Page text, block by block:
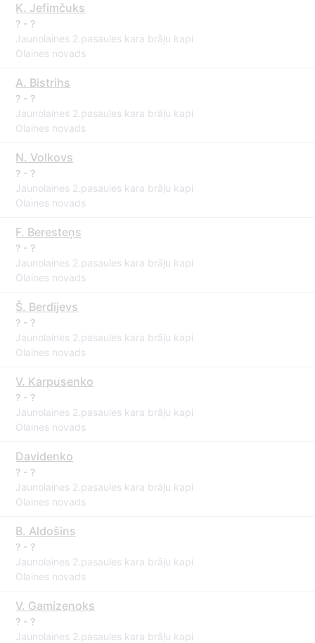
K. Jefimčuks
? - ?
Jaunolaines 2.pasaules kara brāļu kapi
Olaines novads
A. Bistrihs
? - ?
Jaunolaines 2.pasaules kara brāļu kapi
Olaines novads
N. Volkovs
? - ?
Jaunolaines 2.pasaules kara brāļu kapi
Olaines novads
F. Beresteņs
? - ?
Jaunolaines 2.pasaules kara brāļu kapi
Olaines novads
Š. Berdijevs
? - ?
Jaunolaines 2.pasaules kara brāļu kapi
Olaines novads
V. Karpusenko
? - ?
Jaunolaines 2.pasaules kara brāļu kapi
Olaines novads
Davidenko
? - ?
Jaunolaines 2.pasaules kara brāļu kapi
Olaines novads
B. Aldošins
? - ?
Jaunolaines 2.pasaules kara brāļu kapi
Olaines novads
V. Gamizenoks
? - ?
Jaunolaines 2.pasaules kara brāļu kapi